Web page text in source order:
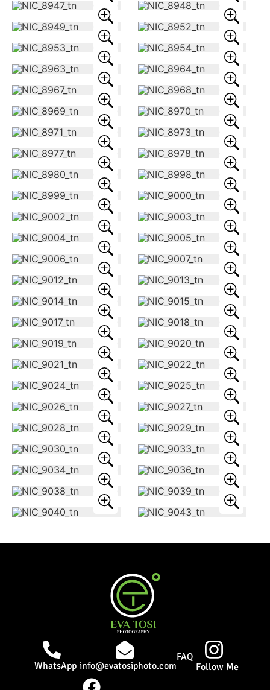
WhatsApp info@evatosiphoto.com
FAQ
Follow Me